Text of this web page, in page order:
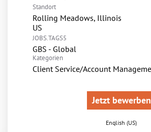
Standort
Rolling Meadows, Illinois
JOBS.TAGS5
GBS - Global
Kategorien
Client Service/Account
Jetzt bewerben
English (US)